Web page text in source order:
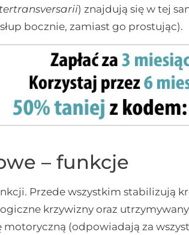
) znajdują się w tej
bocznie, zamiast go prostując).
– funkcje
Przede wszystkim stabilizują
krzywizny oraz
(odpowiadają za